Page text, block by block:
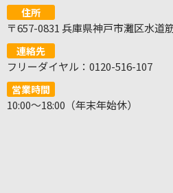
住所
〒657-0831 兵庫県神戸市灘区水道
連絡先
フリーダイヤル：0120-516-107
営業時間
10:00～18:00（年末年始休）